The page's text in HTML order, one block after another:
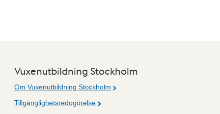
Vuxenutbildning Stockholm
Om Vuxenutbildning Stockholm
Tillgänglighetsredogörelse